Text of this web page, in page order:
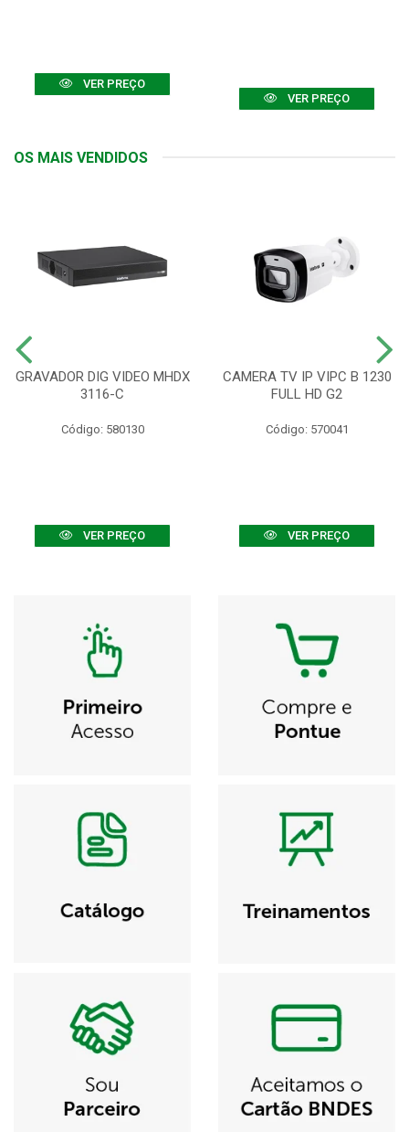
VER PREÇO
VER PREÇO
OS MAIS VENDIDOS
GRAVADOR DIG VIDEO MHDX
3116-C
Código: 580130
VER PREÇO
CAMERA TV IP VIPC B 1230
FULL HD G2
Código: 570041
VER PREÇO